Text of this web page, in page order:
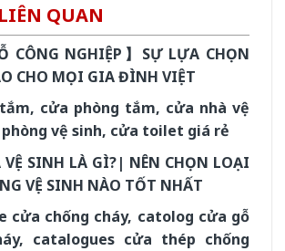
QUAN
CÔNG NGHIỆP】SỰ LỰA CHỌN
CHO MỌI GIA ĐÌNH VIỆT
cửa phòng tắm, cửa nhà vệ
vệ sinh, cửa toilet giá rẻ
VỆ SINH LÀ GÌ?| NÊN CHỌN LOẠI
VỆ SINH NÀO TỐT NHẤT
cửa chống cháy, catolog cửa gỗ
catalogues cửa thép chống